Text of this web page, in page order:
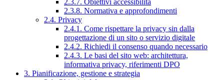
2.3.8. Normativa e approfondimenti
2.4. Privacy
2.4.1. Come rispettare la privacy sin dalla
progettazione di un sito o servizio digitale
2.4.2. Richiedi il consenso quando necessario
2.4.3. Le basi del sito web: architettura,
informativa privacy, riferimenti DPO
3. Pianificazione, gestione e strategia